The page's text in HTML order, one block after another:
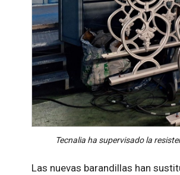
Tecnalia ha supervisado la
Las nuevas barandillas han